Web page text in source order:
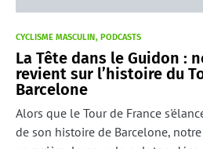
CYCLISME MASCULIN PODCASTS
La Tête dans le Guidon :
revient sur l’histoire du
Barcelone
Alors que le Tour de France
de son histoire de Barcelone,